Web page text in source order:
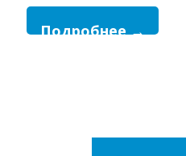
Подробнее →